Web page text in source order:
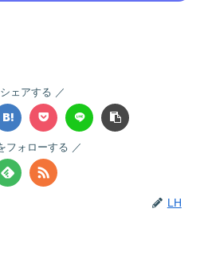
シェアする
フォローする
LH